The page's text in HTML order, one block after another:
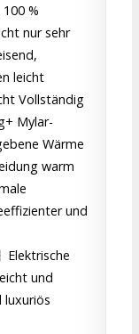
%
nur sehr
leicht
Vollständig
Mylar-
Wärme
warm
und
Elektrische
und
luxuriös